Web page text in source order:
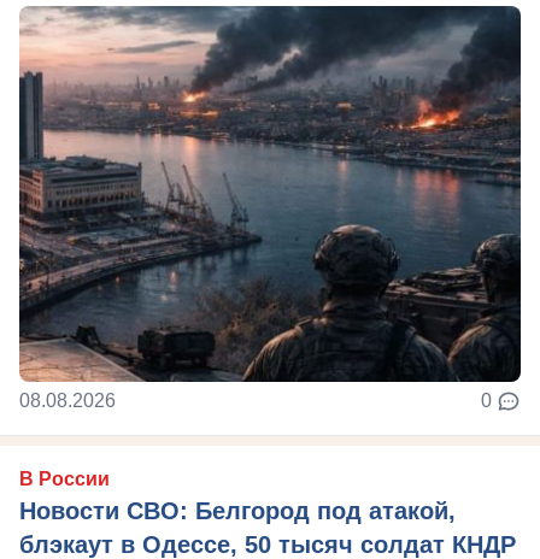
08.08.2026 0
В России
Новости СВО: Белгород под атакой,
блэкаут в Одессе, 50 тысяч солдат КНДР